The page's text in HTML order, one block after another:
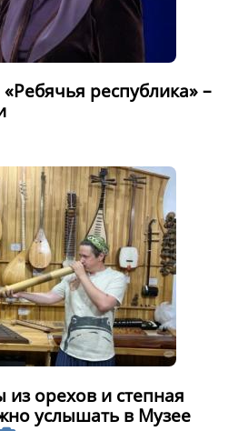
республика» –
орехов и степная
услышать в Музее